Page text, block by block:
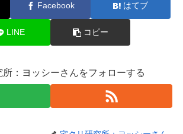
Facebook はてブ
LINE コピー
所：ヨッシーさんをフォローする